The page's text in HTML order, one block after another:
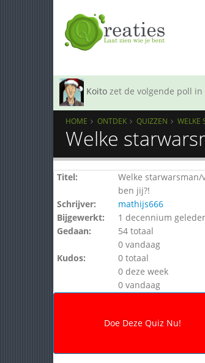
Koito zet de volgende poll
HOME ONTDEK QUIZZEN WELKE
Welke
Titel:
Welke starwarsman/
ben jij?!
Schrijver:
mathijs666
Bijgewerkt:
1 decennium
Gedaan:
54 totaal
0 vandaag
Kudos:
0 totaal
0 deze week
0 vandaag